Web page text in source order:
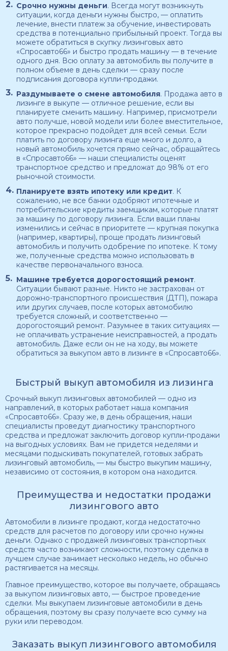
Срочно нужны деньги. Всегда могут возникнуть
ситуации, когда деньги нужны быстро, — оплатить
лечение, внести платеж за обучение, инвестировать
средства в потенциально прибыльный проект. Тогда вы
можете обратиться в скупку лизинговых авто
«Спросавто66» и быстро продать машину — в течение
одного дня. Всю оплату за автомобиль вы получите в
полном объеме в день сделки — сразу после
подписания договора купли-продажи.
Раздумываете о смене автомобиля. Продажа авто в
лизинге в выкупе — отличное решение, если вы
планируете сменить машину. Например, присмотрели
авто получше, новой модели или более вместительное,
которое прекрасно подойдет для всей семьи. Если
платить по договору лизинга еще много и долго, а
новый автомобиль хочется прямо сейчас, обращайтесь
в «Спросавто66» — наши специалисты оценят
транспортное средство и предложат до 98% от его
рыночной стоимости.
Планируете взять ипотеку или кредит. К
сожалению, не все банки одобряют ипотечные и
потребительские кредиты заемщикам, которые платят
за машину по договору лизинга. Если ваши планы
изменились и сейчас в приоритете — крупная покупка
(например, квартиры), проще продать лизинговый
автомобиль и получить одобрение по ипотеке. К тому
же, полученные средства можно использовать в
качестве первоначального взноса.
Машине требуется дорогостоящий ремонт.
Ситуации бывают разные. Никто не застрахован от
дорожно-транспортного происшествия (ДТП), пожара
или других случаев, после которых автомобилю
требуется сложный, и соответственно —
дорогостоящий ремонт. Разумнее в таких ситуациях —
не оплачивать устранение неисправностей, а продать
автомобиль. Даже если он не на ходу, вы можете
обратиться за выкупом авто в лизинге в «Спросавто66».
Быстрый выкуп автомобиля из лизинга
Срочный выкуп лизинговых автомобилей — одно из
направлений, в которых работает наша компания
«Спросавто66». Сразу же, в день обращения, наши
специалисты проведут диагностику транспортного
средства и предложат заключить договор купли-продажи
на выгодных условиях. Вам не придется неделями и
месяцами подыскивать покупателей, готовых забрать
лизинговый автомобиль, — мы быстро выкупим машину,
независимо от состояния, в котором она находится.
Преимущества и недостатки продажи
лизингового авто
Автомобили в лизинге продают, когда недостаточно
средств для расчетов по договору или срочно нужны
деньги. Однако с продажей лизинговых транспортных
средств часто возникают сложности, поэтому сделка в
лучшем случае занимает несколько недель, но обычно
растягивается на месяцы.
Главное преимущество, которое вы получаете, обращаясь
за выкупом лизинговых авто, — быстрое проведение
сделки. Мы выкупаем лизинговые автомобили в день
обращения, поэтому вы сразу получаете всю сумму на
руки или переводом.
Заказать выкуп лизингового автомобиля